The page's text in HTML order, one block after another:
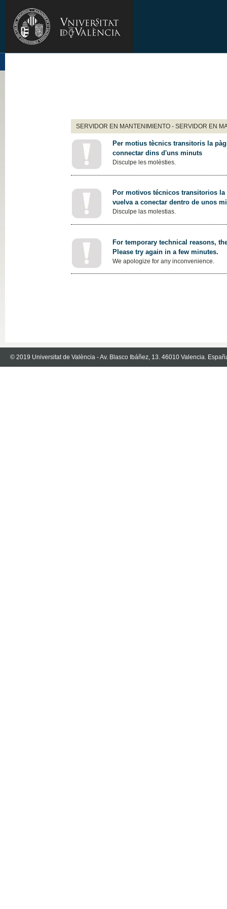
SERVIDOR EN MANTENIMIENTO - SERVIDOR EN
Per motius tècnics transitoris la
connectar dins d'uns minuts
Disculpe les molèsties.
Por motivos técnicos transitorios
vuelva a conectar dentro de unos
Disculpe las molestias.
For temporary technical reasons,
Please try again in a few minutes.
We apologize for any inconvenience.
© 2019 Universitat de València - Av. Blasco Ibáñez, 13. 46010 Valencia.